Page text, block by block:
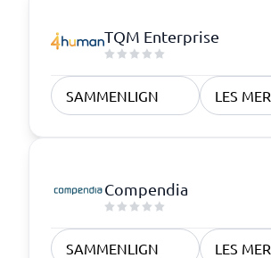
TQM Enterprise
SAMMENLIGN LES MER
Compendia
SAMMENLIGN LES MER